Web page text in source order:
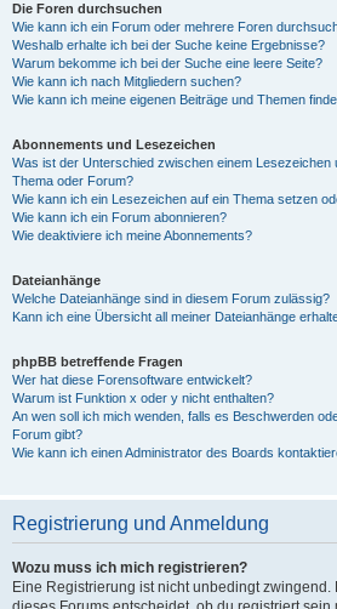
Die Foren durchsuchen
Wie kann ich ein Forum oder mehrere Foren
Weshalb erhalte ich bei der Suche keine Ergebnisse?
Warum bekomme ich bei der Suche eine leere Seite?
Wie kann ich nach Mitgliedern suchen?
Wie kann ich meine eigenen Beiträge und Themen
Abonnements und Lesezeichen
Was ist der Unterschied zwischen einem Lesezeichen
Thema oder Forum?
Wie kann ich ein Lesezeichen auf ein Thema setzen
Wie kann ich ein Forum abonnieren?
Wie deaktiviere ich meine Abonnements?
Dateianhänge
Welche Dateianhänge sind in diesem Forum zulässig?
Kann ich eine Übersicht all meiner Dateianhänge
phpBB betreffende Fragen
Wer hat diese Forensoftware entwickelt?
Warum ist Funktion x oder y nicht enthalten?
An wen soll ich mich wenden, falls es Beschwerden
Forum gibt?
Wie kann ich einen Administrator des Boards
Registrierung und Anmeldung
Wozu muss ich mich registrieren?
Eine Registrierung ist nicht unbedingt